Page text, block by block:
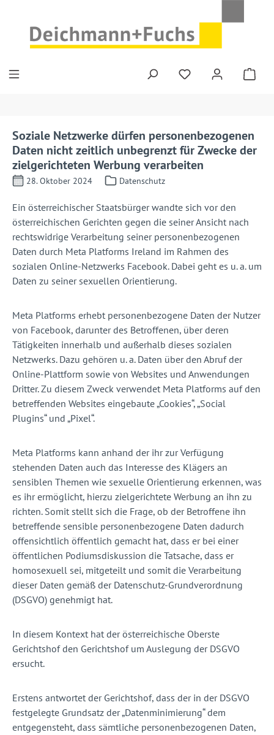
Soziale Netzwerke dürfen personenbezogenen
Daten nicht zeitlich unbegrenzt für Zwecke der
zielgerichteten Werbung verarbeiten
28. Oktober 2024 Datenschutz
Ein österreichischer Staatsbürger wandte sich vor den
österreichischen Gerichten gegen die seiner Ansicht nach
rechtswidrige Verarbeitung seiner personenbezogenen
Daten durch Meta Platforms Ireland im Rahmen des
sozialen Online-Netzwerks Facebook. Dabei geht es u. a. um
Daten zu seiner sexuellen Orientierung.
Meta Platforms erhebt personenbezogene Daten der Nutzer
von Facebook, darunter des Betroffenen, über deren
Tätigkeiten innerhalb und außerhalb dieses sozialen
Netzwerks. Dazu gehören u. a. Daten über den Abruf der
Online-Plattform sowie von Websites und Anwendungen
Dritter. Zu diesem Zweck verwendet Meta Platforms auf den
betreffenden Websites eingebaute „Cookies“, „Social
Plugins“ und „Pixel“.
Meta Platforms kann anhand der ihr zur Verfügung
stehenden Daten auch das Interesse des Klägers an
sensiblen Themen wie sexuelle Orientierung erkennen, was
es ihr ermöglicht, hierzu zielgerichtete Werbung an ihn zu
richten. Somit stellt sich die Frage, ob der Betroffene ihn
betreffende sensible personenbezogene Daten dadurch
offensichtlich öffentlich gemacht hat, dass er bei einer
öffentlichen Podiumsdiskussion die Tatsache, dass er
homosexuell sei, mitgeteilt und somit die Verarbeitung
dieser Daten gemäß der Datenschutz-Grundverordnung
(DSGVO) genehmigt hat.
In diesem Kontext hat der österreichische Oberste
Gerichtshof den Gerichtshof um Auslegung der DSGVO
ersucht.
Erstens antwortet der Gerichtshof, dass der in der DSGVO
festgelegte Grundsatz der „Datenminimierung“ dem
entgegensteht, dass sämtliche personenbezogenen Daten,